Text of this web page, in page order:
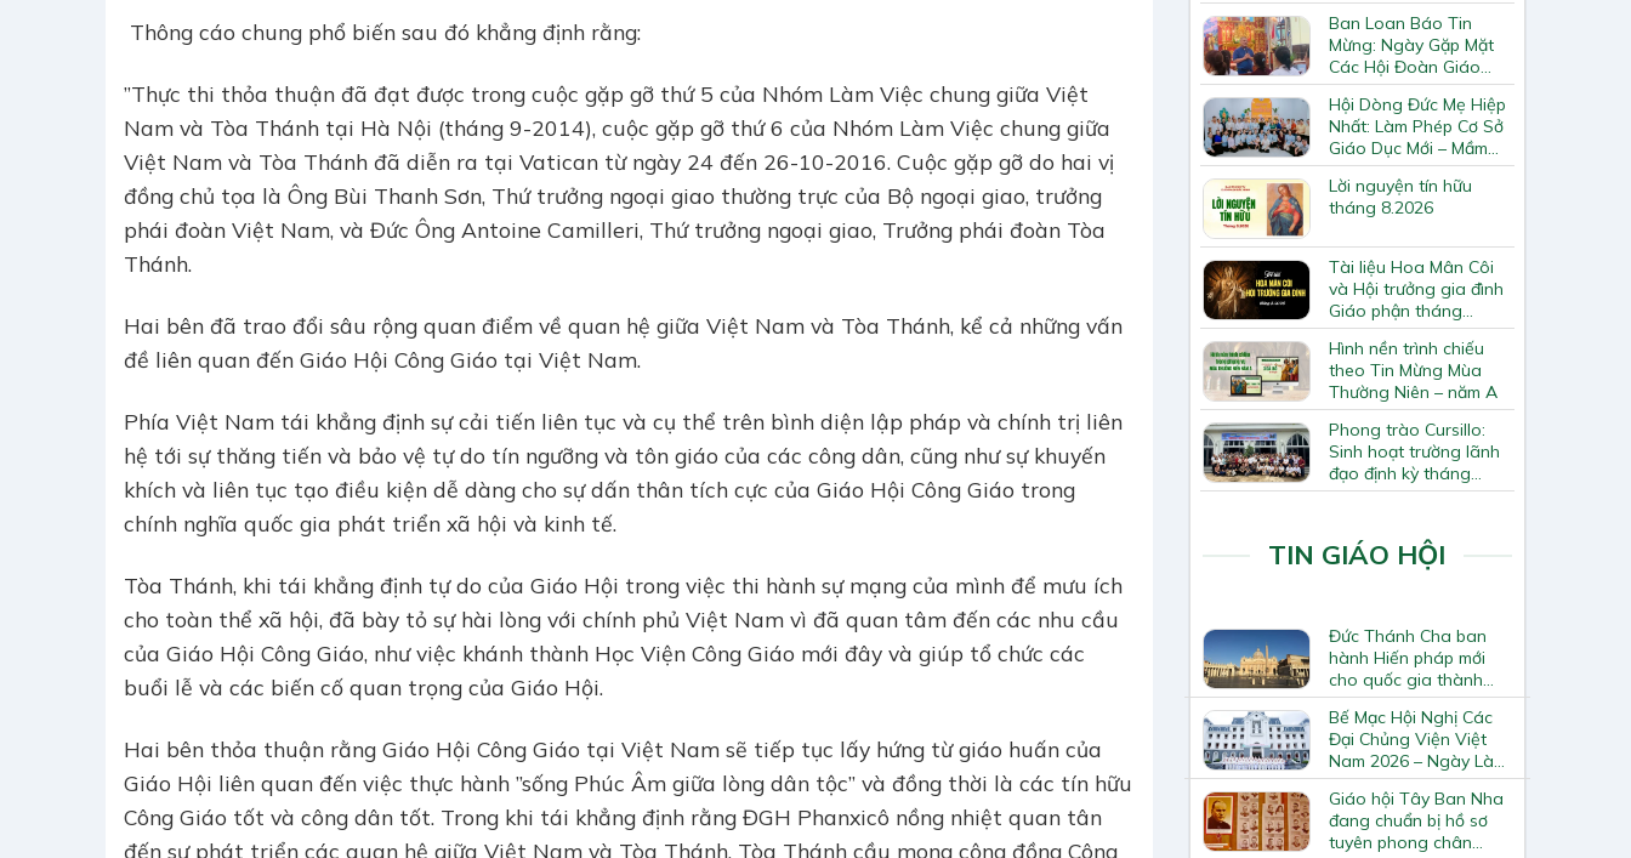
Thông cáo chung phổ biến sau đó khẳng định rằng:
”Thực thi thỏa thuận đã đạt được trong cuộc gặp gỡ thứ 5 của Nhóm Làm Việc chung giữa Việt
Nam và Tòa Thánh tại Hà Nội (tháng 9-2014), cuộc gặp gỡ thứ 6 của Nhóm Làm Việc chung giữa
Việt Nam và Tòa Thánh đã diễn ra tại Vatican từ ngày 24 đến 26-10-2016. Cuộc gặp gỡ do hai vị
đồng chủ tọa là Ông Bùi Thanh Sơn, Thứ trưởng ngoại giao thường trực của Bộ ngoại giao, trưởng
phái đoàn Việt Nam, và Đức Ông Antoine Camilleri, Thứ trưởng ngoại giao, Trưởng phái đoàn Tòa
Thánh.
Hai bên đã trao đổi sâu rộng quan điểm về quan hệ giữa Việt Nam và Tòa Thánh, kể cả những vấn
đề liên quan đến Giáo Hội Công Giáo tại Việt Nam.
Phía Việt Nam tái khẳng định sự cải tiến liên tục và cụ thể trên bình diện lập pháp và chính trị liên
hệ tới sự thăng tiến và bảo vệ tự do tín ngưỡng và tôn giáo của các công dân, cũng như sự khuyến
khích và liên tục tạo điều kiện dễ dàng cho sự dấn thân tích cực của Giáo Hội Công Giáo trong
chính nghĩa quốc gia phát triển xã hội và kinh tế.
Tòa Thánh, khi tái khẳng định tự do của Giáo Hội trong việc thi hành sự mạng của mình để mưu ích
cho toàn thể xã hội, đã bày tỏ sự hài lòng với chính phủ Việt Nam vì đã quan tâm đến các nhu cầu
của Giáo Hội Công Giáo, như việc khánh thành Học Viện Công Giáo mới đây và giúp tổ chức các
buổi lễ và các biến cố quan trọng của Giáo Hội.
Hai bên thỏa thuận rằng Giáo Hội Công Giáo tại Việt Nam sẽ tiếp tục lấy hứng từ giáo huấn của
Giáo Hội liên quan đến việc thực hành ”sống Phúc Âm giữa lòng dân tộc” và đồng thời là các tín hữu
Công Giáo tốt và công dân tốt. Trong khi tái khẳng định rằng ĐGH Phanxicô nồng nhiệt quan tân
đến sự phát triển các quan hệ giữa Việt Nam và Tòa Thánh, Tòa Thánh cầu mong cộng đồng Công
Ban Loan Báo Tin
Mừng: Ngày Gặp Mặt
Các Hội Đoàn Giáo
Hạt Bắc Giang
Hội Dòng Đức Mẹ Hiệp
Nhất: Làm Phép Cơ Sở
Giáo Dục Mới – Mầm
Non Thiên Ân
Lời nguyện tín hữu
tháng 8.2026
Tài liệu Hoa Mân Côi
và Hội trưởng gia đình
Giáo phận tháng
8.2026
Hình nền trình chiếu
theo Tin Mừng Mùa
Thường Niên – năm A
Phong trào Cursillo:
Sinh hoạt trường lãnh
đạo định kỳ tháng
7/2026
TIN GIÁO HỘI
Đức Thánh Cha ban
hành Hiến pháp mới
cho quốc gia thành
Vatican
Bế Mạc Hội Nghị Các
Đại Chủng Viện Việt
Nam 2026 – Ngày Làm
Việc Cuối Cùng
Giáo hội Tây Ban Nha
đang chuẩn bị hồ sơ
tuyên phong chân